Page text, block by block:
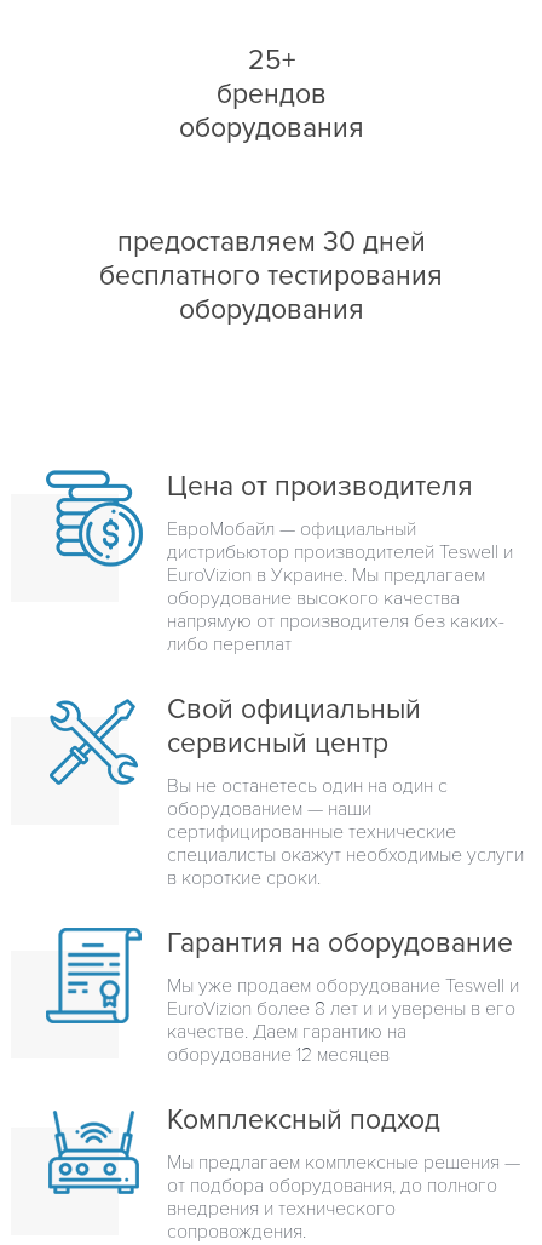
25+
брендов
оборудования
предоставляем 30 дней
бесплатного тестирования
оборудования
Цена от производителя
ЕвроМобайл — официальный
дистрибьютор производителей Teswell и
EuroVizion в Украине. Мы предлагаем
оборудование высокого качества
напрямую от производителя без каких-
либо переплат
Свой официальный
сервисный центр
Вы не останетесь один на один с
оборудованием — наши
сертифицированные технические
специалисты окажут необходимые услуги
в короткие сроки.
Гарантия на оборудование
Мы уже продаем оборудование Teswell и
EuroVizion более 8 лет и и уверены в его
качестве. Даем гарантию на
оборудование 12 месяцев
Комплексный подход
Мы предлагаем комплексные решения —
от подбора оборудования, до полного
внедрения и технического
сопровождения.